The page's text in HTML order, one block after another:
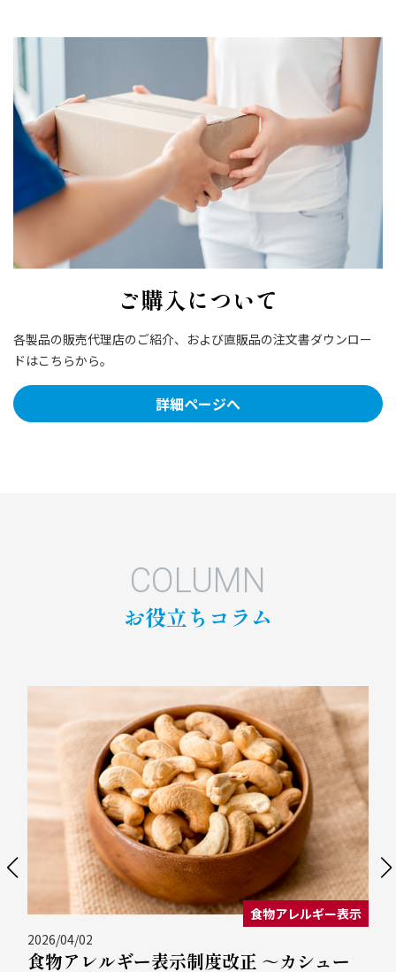
ご購入について
各製品の販売代理店のご紹介、および直販品の注文書ダウンロー
ドはこちらから。
詳細ページへ
COLUMN
お役立ちコラム
2026/03/23
微生物検査実習＠日本工学院八王子専門学
校
微生物検査